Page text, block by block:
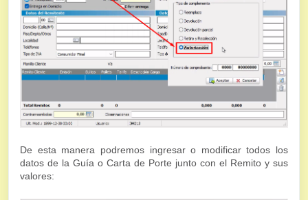
De esta manera podremos ingresar o modificar todos los
datos de la Guía o Carta de Porte junto con el Remito y sus
valores: